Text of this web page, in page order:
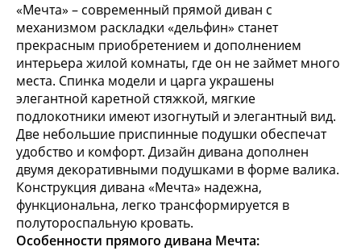
«Мечта» – современный прямой диван с
механизмом раскладки «дельфин» станет
прекрасным приобретением и дополнением
интерьера жилой комнаты, где он не займет много
места. Спинка модели и царга украшены
элегантной каретной стяжкой, мягкие
подлокотники имеют изогнутый и элегантный вид.
Две небольшие приспинные подушки обеспечат
удобство и комфорт. Дизайн дивана дополнен
двумя декоративными подушками в форме валика.
Конструкция дивана «Мечта» надежна,
функциональна, легко трансформируется в
полутороспальную кровать.
Особенности прямого дивана Мечта: